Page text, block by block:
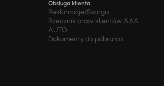
Obsługa klienta
Reklamacje/Skarga
Rzecznik praw klientów AAA
AUTO
Dokumenty do pobrania